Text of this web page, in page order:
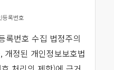
등록번호
록번호 수집 법정주의
개정된 개인정보보호법